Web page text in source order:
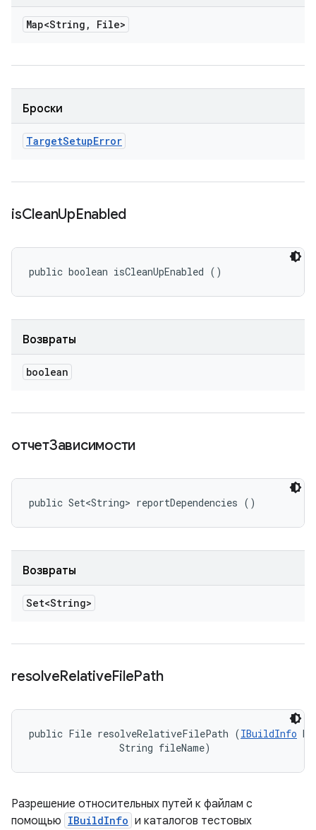
Map<String , File>
Броски
TargetSetupError
isCleanUpEnabled
public boolean isCleanUpEnabled ()
Возвраты
boolean
отчетЗависимости
public Set<String> reportDependencies ()
Возвраты
Set<String>
resolveRelativeFilePath
public File resolveRelativeFilePath (IBuildInfo
                String fileName)
Разрешение относительных путей к файлам с
помощью IBuildInfo и каталогов тестовых